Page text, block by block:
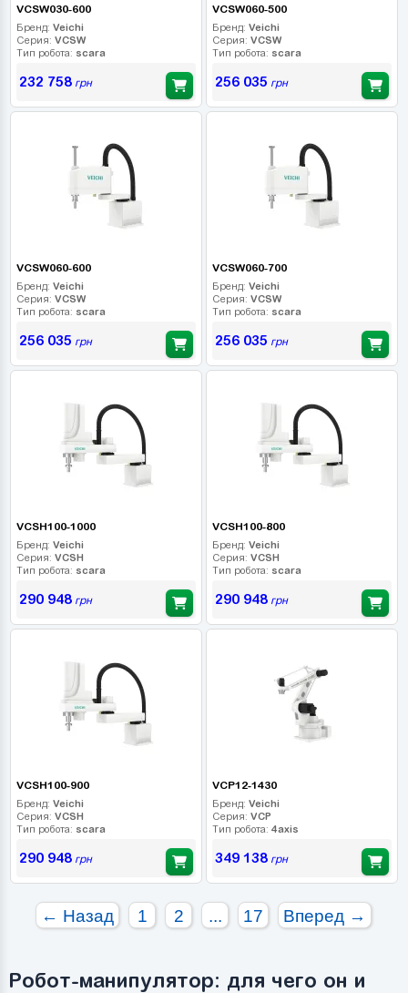
VCSW030-600
Бренд: Veichi
Серия: VCSW
Тип робота: scara
232 758грн
VCSW060-500
Бренд: Veichi
Серия: VCSW
Тип робота: scara
256 035 грн
VCSW060-600
Бренд: Veichi
Серия: VCSW
Тип робота: scara
256 035 грн
VCSW060-700
Бренд: Veichi
Серия: VCSW
Тип робота: scara
256 035 грн
VCSH100-1000
Бренд: Veichi
Серия: VCSH
Тип робота: scara
290 948грн
VCSH100-800
Бренд: Veichi
Серия: VCSH
Тип робота: scara
290 948грн
VCSH100-900
Бренд: Veichi
Серия: VCSH
Тип робота: scara
290 948грн
VCP12-1430
Бренд: Veichi
Серия: VCP
Тип робота: 4axis
349 138грн
← Назад 1 2 ... 17 Вперед →
Робот-манипулятор: для чего он и